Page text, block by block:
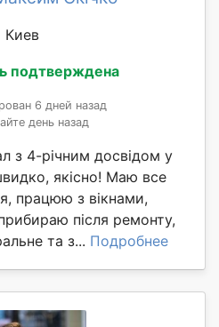
Киев
подтверждена
6 дней назад
день назад
з 4-річним досвідом у
якісно! Маю все
працюю з вікнами,
після ремонту,
та з... Подробнее